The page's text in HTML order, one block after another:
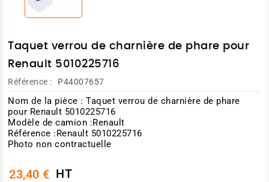
Taquet verrou de charnière de phare pour
Renault 5010225716
Référence : P44007657
Nom de la pièce : Taquet verrou de charnière de phare
pour Renault 5010225716
Modèle de camion :Renault
Référence :Renault 5010225716
Photo non contractuelle
23,40 € HT